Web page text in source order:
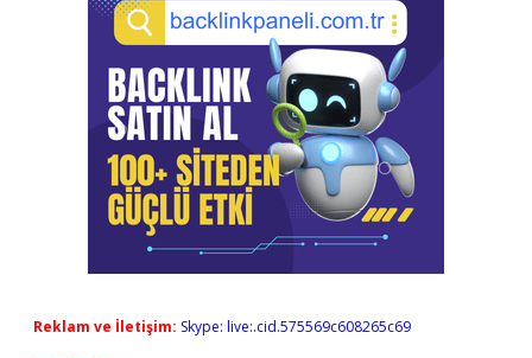
Reklam ve İletişim: Skype: live:.cid.575569c608265c69